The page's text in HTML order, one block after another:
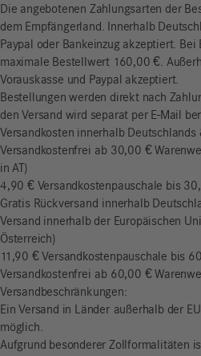
Die angebotenen Zahlungsarten der
dem Empfängerland. Innerhalb
Paypal oder Bankeinzug akzeptiert.
maximale Bestellwert 160,00 €.
Vorauskasse und Paypal akzeptiert.
Bestellungen werden direkt nach
den Versand wird separat per E-Mail
Versandkosten innerhalb Deutschlands
Versandkostenfrei ab 30,00 €
in AT)
4,90 € Versandkostenpauschale bis
Gratis Rückversand innerhalb
Versand innerhalb der Europäischen
Österreich)
11,90 € Versandkostenpauschale bis
Versandkostenfrei ab 60,00 €
Versandbeschränkungen:
Ein Versand in Länder außerhalb der
möglich.
Aufgrund besonderer Zollformalitäten